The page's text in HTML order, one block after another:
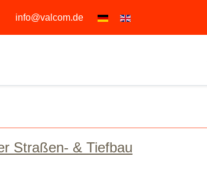
info@valcom.de Sprache auswählen
Straßen- & Tiefbau